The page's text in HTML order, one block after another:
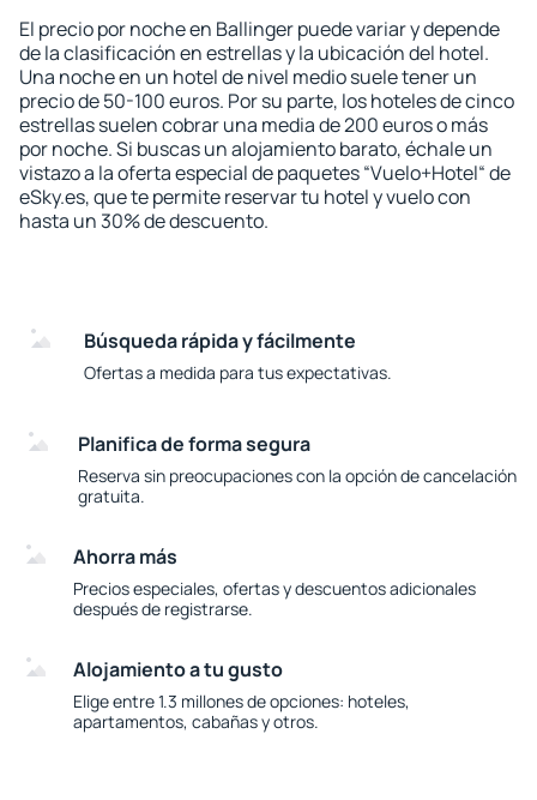
El precio por noche en Ballinger puede variar y depende
de la clasificación en estrellas y la ubicación del hotel.
Una noche en un hotel de nivel medio suele tener un
precio de 50-100 euros. Por su parte, los hoteles de cinco
estrellas suelen cobrar una media de 200 euros o más
por noche. Si buscas un alojamiento barato, échale un
vistazo a la oferta especial de paquetes “Vuelo+Hotel“ de
eSky.es, que te permite reservar tu hotel y vuelo con
hasta un 30% de descuento.
Búsqueda rápida y fácilmente
Ofertas a medida para tus expectativas.
Planifica de forma segura
Reserva sin preocupaciones con la opción de cancelación
gratuita.
Ahorra más
Precios especiales, ofertas y descuentos adicionales
después de registrarse.
Alojamiento a tu gusto
Elige entre 1.3 millones de opciones: hoteles,
apartamentos, cabañas y otros.